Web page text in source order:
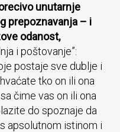
unutarnje
prepoznavanja – i
odanost,
i poštovanje”:
postaje sve dublje i
tko on ili ona
čime vas on ili ona
do spoznaje da
apsolutnom istinom i